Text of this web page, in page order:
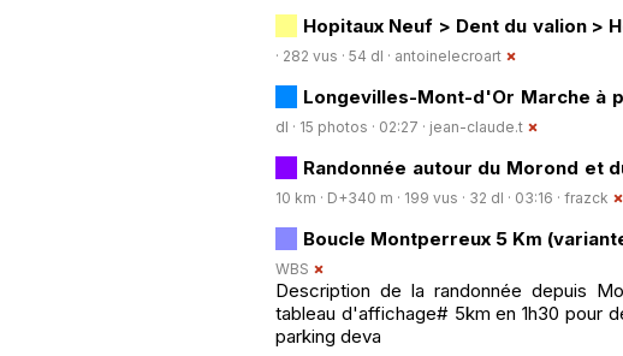
Hopitaux Neuf > Dent du valion >
· 282 vus · 54 dl · antoinelecroart
Longevilles-Mont-d'Or Marche à
dl · 15 photos · 02:27 · jean-claude.t
Randonnée autour du Morond et
10 km · D+340 m · 199 vus · 32 dl · 03:16 · frazck
Boucle Montperreux 5 Km
WBS
Description de la randonnée depuis
tableau d'affichage# 5km en 1h30 pour
parking deva